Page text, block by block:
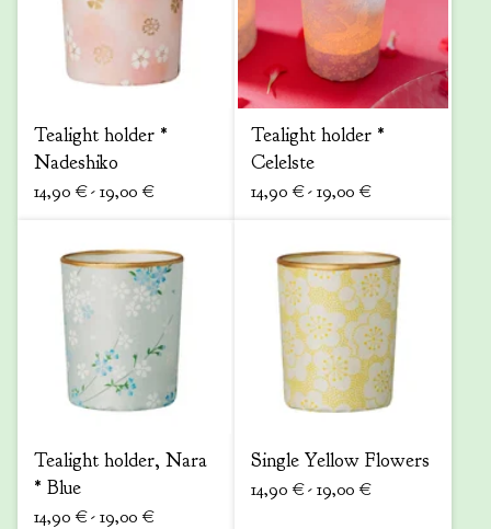
Tealight holder *
Nadeshiko
14,90 €- 19,00 €
Tealight holder *
Celelste
14,90 €- 19,00 €
Tealight holder, Nara
* Blue
14,90 €- 19,00 €
Single Yellow Flowers
14,90 €- 19,00 €